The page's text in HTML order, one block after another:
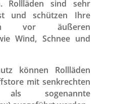
Rollläden sind sehr
und schützen Ihre
vor äußeren
Wind, Schnee und
können Rollläden
mit senkrechten
sogenannte